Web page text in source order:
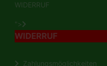
WIDERRUF
">
WIDERRUF
Zahlungsmöglichkeiten